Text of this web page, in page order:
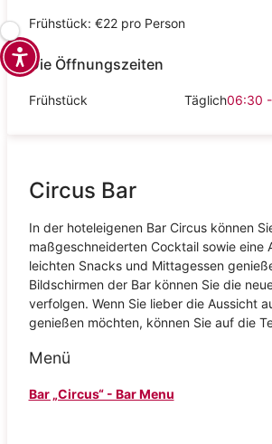
Frühstück: €22 pro Person
Die Öffnungszeiten
Frühstück Täglich06:30
Circus Bar
In der hoteleigenen Bar Circus können
maßgeschneiderten Cocktail sowie eine
leichten Snacks und Mittagessen
Bildschirmen der Bar können Sie die
verfolgen. Wenn Sie lieber die Aussicht
genießen möchten, können Sie auf die
Menü
Bar „Circus“ - Bar Menu